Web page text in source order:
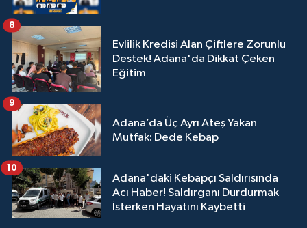
Evlilik Kredisi Alan Çiftlere Zorunlu
Destek! Adana'da Dikkat Çeken
Eğitim
8
Adana’da Üç Ayrı Ateş Yakan
Mutfak: Dede Kebap
9
Adana'daki Kebapçı Saldırısında
Acı Haber! Saldırganı Durdurmak
İsterken Hayatını Kaybetti
10